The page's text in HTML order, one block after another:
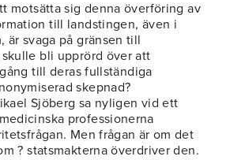
motsätta sig denna överföring av
till landstingen, även i
är svaga på gränsen till
bli upprörd över att
till deras fullständiga
skepnad?
Sjöberg sa nyligen vid ett
professionerna
Men frågan är om det
? statsmakterna överdriver den.